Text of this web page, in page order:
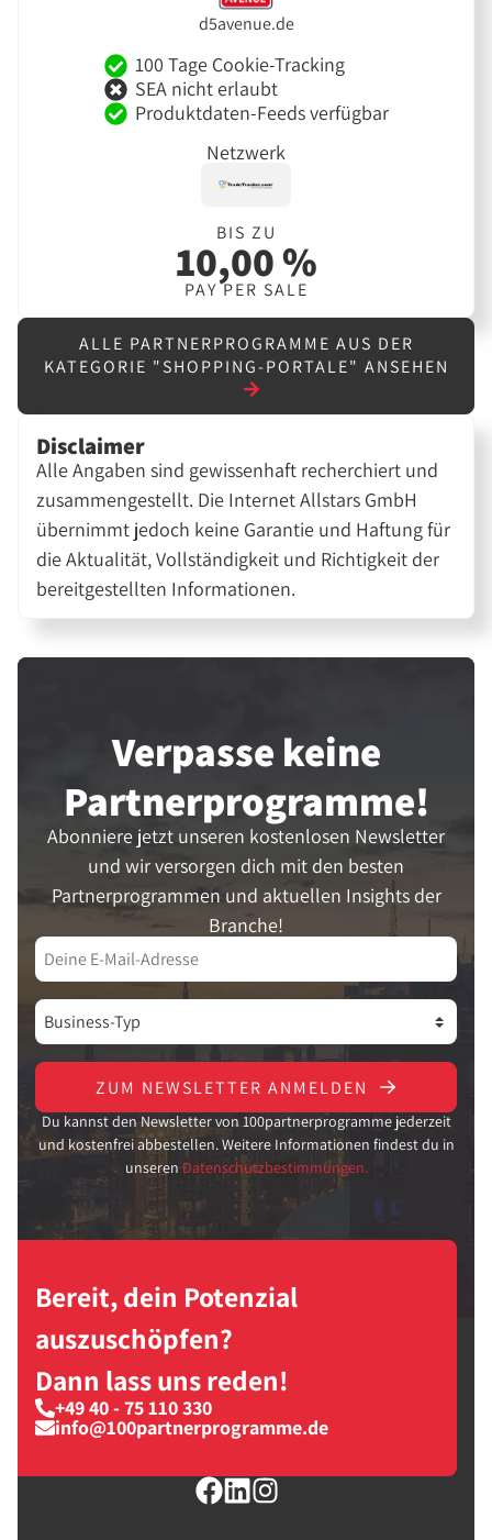
d5avenue.de
100 Tage Cookie-Tracking
SEA nicht erlaubt
Produktdaten-Feeds verfügbar
Netzwerk
BIS ZU
10,00 %
PAY PER SALE
ALLE PARTNERPROGRAMME AUS DER
KATEGORIE "SHOPPING-PORTALE" ANSEHEN
Disclaimer
Alle Angaben sind gewissenhaft recherchiert und
zusammengestellt. Die Internet Allstars GmbH
übernimmt jedoch keine Garantie und Haftung für
die Aktualität, Vollständigkeit und Richtigkeit der
bereitgestellten Informationen.
Verpasse keine
Partner­programme!
Abonniere jetzt unseren kostenlosen Newsletter
und wir versorgen dich mit den besten
Partnerprogrammen und aktuellen Insights der
Branche!
ZUM NEWSLETTER ANMELDEN
Du kannst den Newsletter von 100partnerprogramme jederzeit
und kostenfrei abbestellen. Weitere Informationen findest du in
unseren Datenschutzbestimmungen.
Bereit, dein Potenzial
auszuschöpfen?
Dann lass uns reden!
+49 40 - 75 110 330
info@100partnerprogramme.de